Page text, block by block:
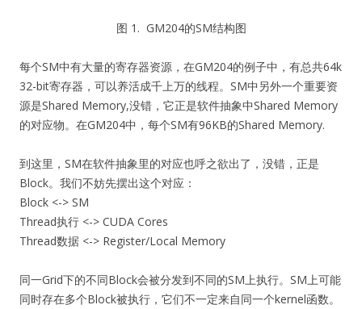
图 1. GM204的SM结构图
每个SM中有大量的寄存器资源，在GM204的例子中，有总共64k
32-bit寄存器，可以养活成千上万的线程。SM中另外一个重要资
源是Shared Memory,没错，它正是软件抽象中Shared Memory
的对应物。在GM204中，每个SM有96KB的Shared Memory.
到这里，SM在软件抽象里的对应也呼之欲出了，没错，正是
Block。我们不妨先摆出这个对应：
Block <-> SM
Thread执行 <-> CUDA Cores
Thread数据 <-> Register/Local Memory
同一Grid下的不同Block会被分发到不同的SM上执行。SM上可能
同时存在多个Block被执行，它们不一定来自同一个kernel函数。